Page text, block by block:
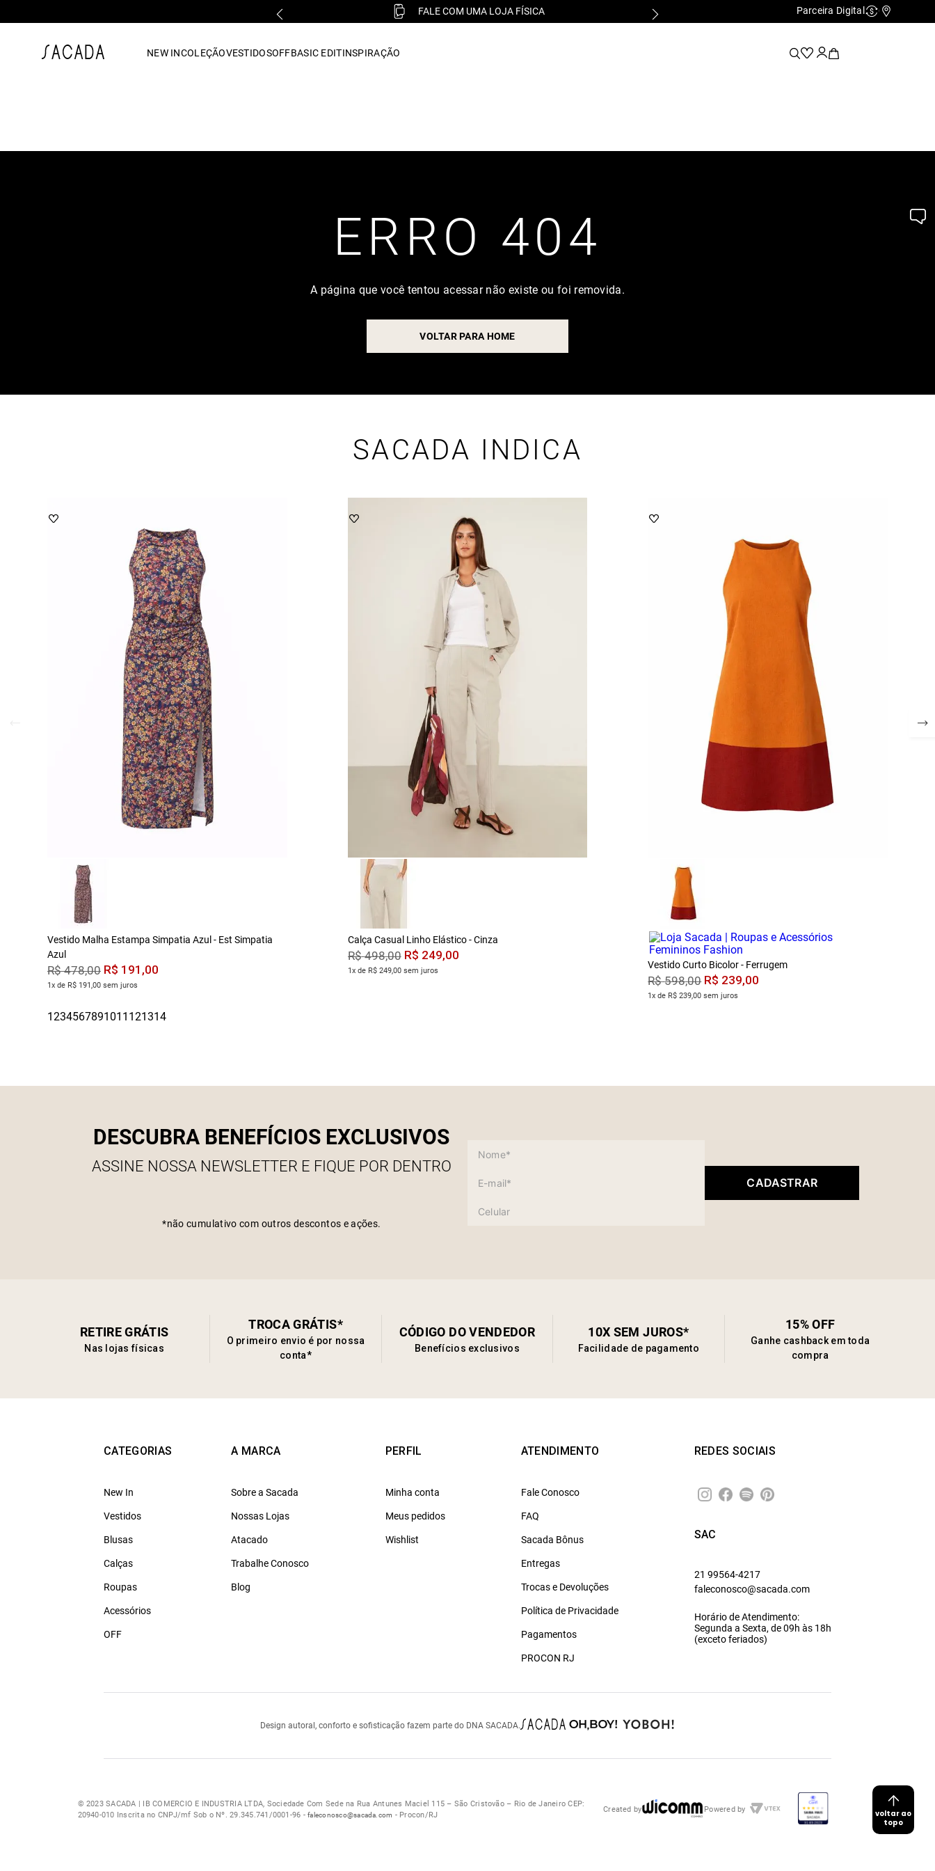
FALE COM UMA LOJA FÍSICA Parceira Digital Cashback
NEW INCOLEÇÃOVESTIDOSOFFBASIC EDITINSPIRAÇÃO
ERRO 404
A página que você tentou acessar não existe ou foi removida.
VOLTAR PARA HOME
SACADA INDICA
Vestido Malha Estampa Simpatia Azul - Est Simpatia
Azul
R$ 478,00 R$ 191 ,00
1x de R$ 191,00 sem juros
Calça Casual Linho Elástico - Cinza
R$ 498,00 R$ 249,00
1x de R$ 249,00 sem juros
Vestido Curto Bicolor - Ferrugem
R$ 598,00 R$ 239,00
1x de R$ 239,00 sem juros
voltar ao
topo
DESCUBRA BENEFÍCIOS EXCLUSIVOS
ASSINE NOSSA NEWSLETTER E FIQUE POR DENTRO
*não cumulativo com outros descontos e ações.
CADASTRAR
RETIRE GRÁTIS
Nas lojas físicas
TROCA GRÁTIS*
O primeiro envio é por nossa
conta*
CÓDIGO DO VENDEDOR
Benefícios exclusivos
10X SEM JUROS*
Facilidade de pagamento
15% OFF
Ganhe cashback em toda
compra
CATEGORIAS
New In
Vestidos
Blusas
Calças
Roupas
Acessórios
OFF
A MARCA
Sobre a Sacada
Nossas Lojas
Atacado
Trabalhe Conosco
Blog
PERFIL
Minha conta
Meus pedidos
Wishlist
ATENDIMENTO
Fale Conosco
FAQ
Sacada Bônus
Entregas
Trocas e Devoluções
Política de Privacidade
Pagamentos
PROCON RJ
REDES SOCIAIS
SAC
21 99564-4217
faleconosco@sacada.com
Horário de Atendimento:
Segunda a Sexta, de 09h às 18h
(exceto feriados)
Design autoral, conforto e sofisticação fazem parte do DNA SACADA.
© 2023 SACADA | IB COMERCIO E INDUSTRIA LTDA, Sociedade Com Sede na Rua Antunes Maciel 115 – São Cristovão – Rio de Janeiro CEP:
20940-010 Inscrita no CNPJ/mf Sob o Nº. 29.345.741/0001-96 -faleconosco@sacada.com - Procon/RJ
Created by Powered by
vestido midi
7º macacão